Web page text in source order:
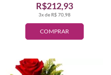
COMPRAR
3x de R$ 70,98
R$212,93